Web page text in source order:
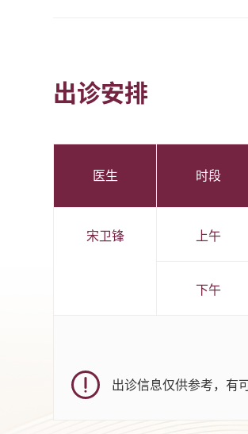
出诊安排
医生 时段
宋卫锋 上午
下午
出诊信息仅供参考，有